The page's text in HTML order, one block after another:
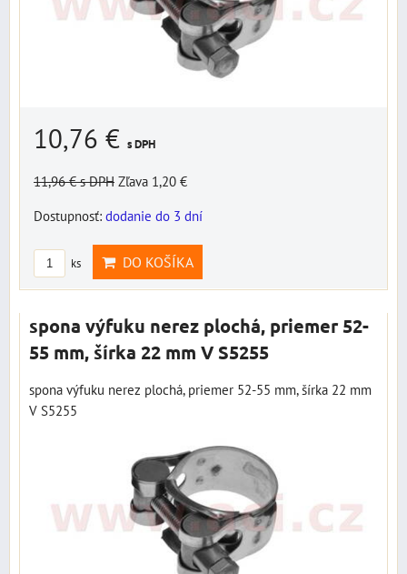
10,76 € s DPH
11,96 €s DPH Zľava 1,20 €
Dostupnosť: dodanie do 3 dní
ks DO KOŠÍKA
spona výfuku nerez plochá, priemer 52-
55 mm, šírka 22 mm V S5255
spona výfuku nerez plochá, priemer 52-55 mm, šírka 22 mm
V S5255